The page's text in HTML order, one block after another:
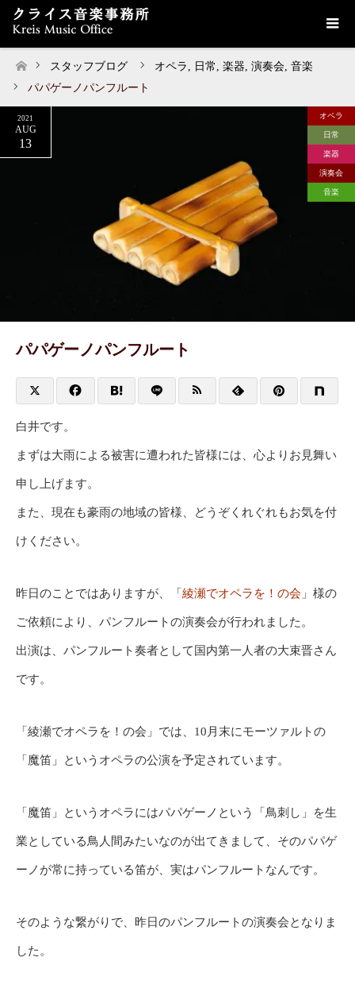
スタッフブログ オペラ , 日常 , 楽器, 演奏会, 音楽
パパゲーノパンフルート
2021
AUG
13
オペラ
日常
楽器
演奏会
音楽
パパゲーノパンフルート
白井です。
まずは大雨による被害に遭われた皆様には、心よりお見舞い
申し上げます。
また、現在も豪雨の地域の皆様、どうぞくれぐれもお気を付
けください。
昨日のことではありますが、「 綾瀬でオペラを！の会 」様の
ご依頼により、パンフルートの演奏会が行われました。
出演は、パンフルート奏者として国内第一人者の大束晋さん
です。
「綾瀬でオペラを！の会」では、10月末にモーツァルトの
「魔笛」というオペラの公演を予定されています。
「魔笛」というオペラにはパパゲーノという「鳥刺し」を生
業としている鳥人間みたいなのが出てきまして、そのパパゲ
ーノが常に持っている笛が、実はパンフルートなんです。
そのような繋がりで、昨日のパンフルートの演奏会となりま
した。